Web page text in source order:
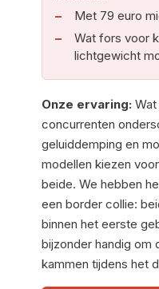
Met 79 euro
Wat fors voor
lichtgewicht
Onze ervaring:
concurrenten
geluiddemping en
modellen kiezen
beide. We hebben
een border collie:
binnen het eerste
bijzonder handig om
kammen tijdens het